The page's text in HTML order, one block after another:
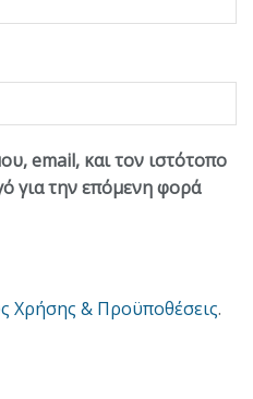
email, και τον ιστότοπο
για την επόμενη φορά
Χρήσης & Προϋποθέσεις.